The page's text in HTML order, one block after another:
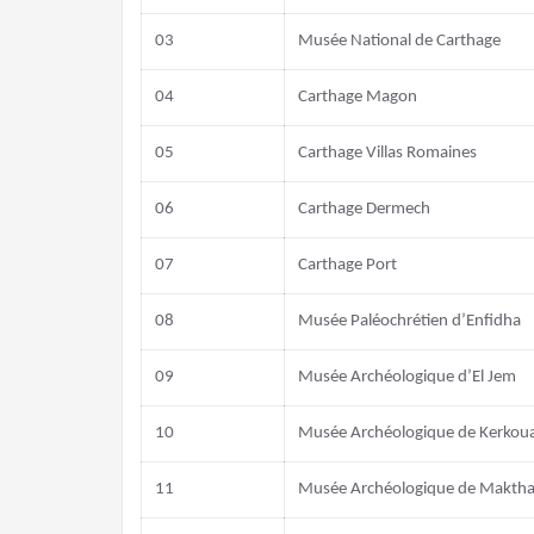
03 Musée National de Carthage
04 Carthage Magon
05 Carthage Villas Romaines
06 Carthage Dermech
07 Carthage Port
08 Musée Paléochrétien d’Enfidha
09 Musée Archéologique d’El Jem
10 Musée Archéologique de
11 Musée Archéologique de